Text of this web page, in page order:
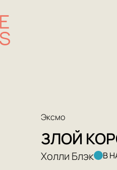
Эксмо
ЗЛОЙ
Холли Блэк В